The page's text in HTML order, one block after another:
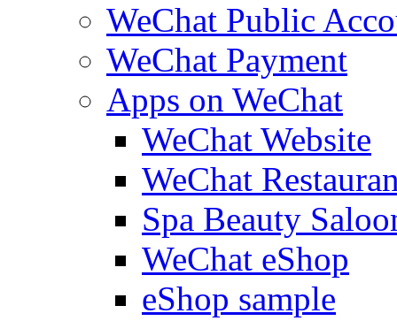
WeChat Public
WeChat Payment
Apps on WeChat
WeChat Website
WeChat
Spa Beauty
WeChat eShop
eShop sample